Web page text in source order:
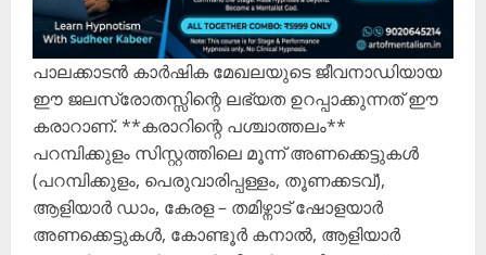
പാലക്കാടൻ കാർഷിക മേഖലയുടെ ജീവനാഡിയായ
ഈ ജലസ്രോതസ്സിന്റെ ലഭ്യത ഉറപ്പാക്കുന്നത് ഈ
കരാറാണ്. **കരാറിന്റെ പശ്ചാത്തലം**
പറമ്പിക്കുളം സിസ്റ്റത്തിലെ മൂന്ന് അണക്കെട്ടുകൾ
(പറമ്പിക്കുളം, പെരുവാരിപ്പള്ളം, തൂണക്കടവ്),
ആളിയാർ ഡാം, കേരള – തമിഴ്നാട് ഷോളയാർ
അണക്കെട്ടുകൾ, കോണ്ടൂർ കനാൽ, ആളിയാർ